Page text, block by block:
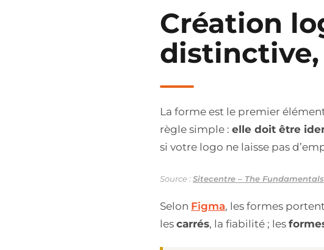
Création
La forme est le premier
règle simple : elle doit être
si votre logo ne laisse pas
Source :Sitecentre – The
Selon Figma, les formes
les carrés, la fiabilité ; les